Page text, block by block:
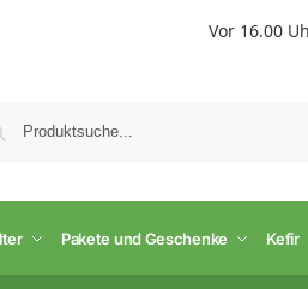
Vor 16.00
Pakete und Geschenke Kefir